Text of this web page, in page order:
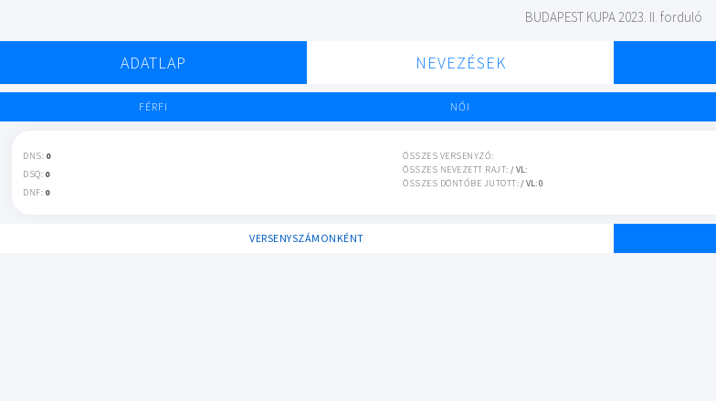
BUDAPEST KUPA 2023. II. forduló
ADATLAP NEVEZÉSEK
FÉRFI NŐI
DNS: 0
DSQ: 0
DNF: 0
ÖSSZES VERSENYZŐ:
ÖSSZES NEVEZETT RAJT: / VL:
ÖSSZES DÖNTŐBE JUTOTT:/ VL: 0
VERSENYSZÁMONKÉNT